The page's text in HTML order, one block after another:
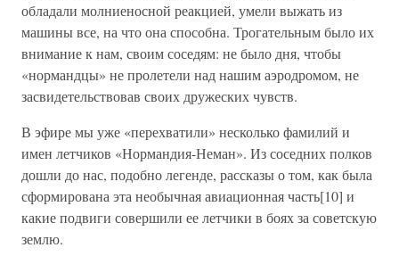
обладали молниеносной реакцией, умели выжать из
машины все, на что она способна. Трогательным было их
внимание к нам, своим соседям: не было дня, чтобы
«нормандцы» не пролетели над нашим аэродромом, не
засвидетельствовав своих дружеских чувств.
В эфире мы уже «перехватили» несколько фамилий и
имен летчиков «Нормандия-Неман». Из соседних полков
дошли до нас, подобно легенде, рассказы о том, как была
сформирована эта необычная авиационная часть[10] и
какие подвиги совершили ее летчики в боях за советскую
землю.